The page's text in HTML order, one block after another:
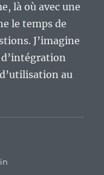
là où avec une
le temps de
J’imagine
d’intégration
au